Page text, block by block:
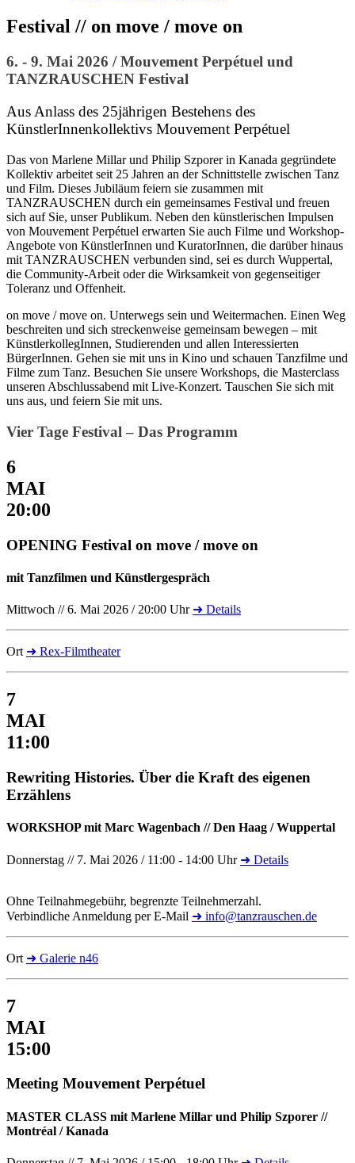
Festival // on move / move on
6. - 9. Mai 2026 / Mouvement Perpétuel und
TANZRAUSCHEN Festival
Aus Anlass des 25jährigen Bestehens des
KünstlerInnenkollektivs Mouvement Perpétuel
Das von Marlene Millar und Philip Szporer in Kanada gegründete
Kollektiv arbeitet seit 25 Jahren an der Schnittstelle zwischen Tanz
und Film. Dieses Jubiläum feiern sie zusammen mit
TANZRAUSCHEN durch ein gemeinsames Festival und freuen
sich auf Sie, unser Publikum. Neben den künstlerischen Impulsen
von Mouvement Perpétuel erwarten Sie auch Filme und Workshop-
Angebote von KünstlerInnen und KuratorInnen, die darüber hinaus
mit TANZRAUSCHEN verbunden sind, sei es durch Wuppertal,
die Community-Arbeit oder die Wirksamkeit von gegenseitiger
Toleranz und Offenheit.
on move / move on. Unterwegs sein und Weitermachen. Einen Weg
beschreiten und sich streckenweise gemeinsam bewegen – mit
KünstlerkollegInnen, Studierenden und allen Interessierten
BürgerInnen. Gehen sie mit uns in Kino und schauen Tanzfilme und
Filme zum Tanz. Besuchen Sie unsere Workshops, die Masterclass
unseren Abschlussabend mit Live-Konzert. Tauschen Sie sich mit
uns aus, und feiern Sie mit uns.
Vier Tage Festival – Das Programm
6
MAI
20:00
OPENING Festival on move / move on
mit Tanzfilmen und Künstlergespräch
Mittwoch // 6. Mai 2026 / 20:00 Uhr ➜ Details
Ort ➜ Rex-Filmtheater
7
MAI
11:00
Rewriting Histories. Über die Kraft des eigenen
Erzählens
WORKSHOP mit Marc Wagenbach // Den Haag / Wuppertal
Donnerstag // 7. Mai 2026 / 11:00 - 14:00 Uhr ➜ Details
Ohne Teilnahmegebühr, begrenzte Teilnehmerzahl.
Verbindliche Anmeldung per E-Mail ➜ info@tanzrauschen.de
Ort ➜ Galerie n46
7
MAI
15:00
Meeting Mouvement Perpétuel
MASTER CLASS mit Marlene Millar und Philip Szporer //
Montréal / Kanada